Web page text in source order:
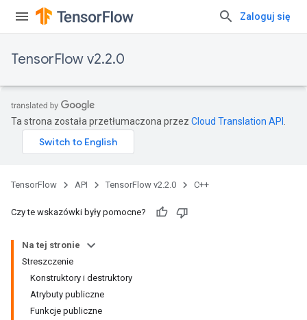
Zaloguj się
TensorFlow v2.2.0
Ta strona została przetłumaczona przez Cloud Translation API
TensorFlow API TensorFlow v2.2.0 C++
Czy te wskazówki były pomocne?
Na tej stronie
Streszczenie
Konstruktory i destruktory
Atrybuty publiczne
Funkcje publiczne